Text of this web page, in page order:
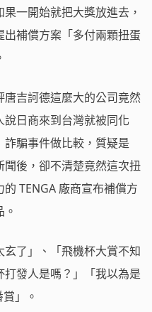
一開始就把大獎放進去，
補償方案「多付兩顆扭蛋
吉訶德這麼大的公司竟然
日商來到台灣就被同化
騙事件做比較，質疑是
聞後，卻不清楚竟然這次扭
TENGA 廠商宣布補償方
了」、「飛機杯大賞不知
發人是嗎？」「我以為是
」。